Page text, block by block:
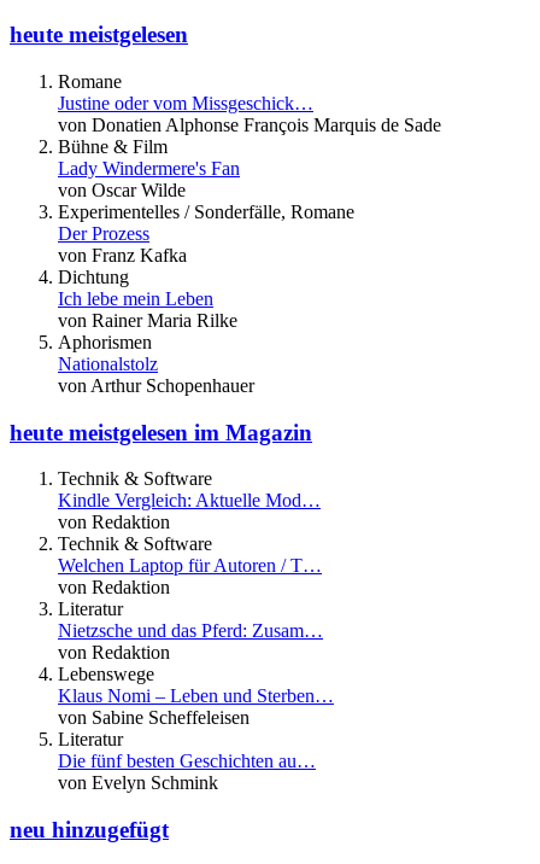
heute meistgelesen
Romane
Justine oder vom Missgeschick…
von Donatien Alphonse François Marquis de Sade
Bühne & Film
Lady Windermere's Fan
von Oscar Wilde
Experimentelles / Sonderfälle, Romane
Der Prozess
von Franz Kafka
Dichtung
Ich lebe mein Leben
von Rainer Maria Rilke
Aphorismen
Nationalstolz
von Arthur Schopenhauer
heute meistgelesen im Magazin
Technik & Software
Kindle Vergleich: Aktuelle Mod…
von Redaktion
Technik & Software
Welchen Laptop für Autoren / T…
von Redaktion
Literatur
Nietzsche und das Pferd: Zusam…
von Redaktion
Lebenswege
Klaus Nomi – Leben und Sterben…
von Sabine Scheffeleisen
Literatur
Die fünf besten Geschichten au…
von Evelyn Schmink
neu hinzugefügt